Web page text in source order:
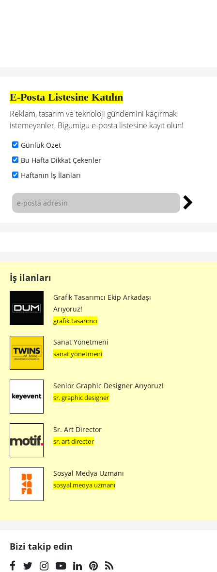
E-Posta Listesine Katılın
Reklam, tasarım ve teknoloji gündemini kaçırmak
istemeyenler, Bigumigu e-posta listesine kayıt olun!
Günlük Özet
Bu Hafta Dikkat Çekenler
Haftanın İş İlanları
İş ilanları
Grafik Tasarımcı Ekip Arkadaşı
Arıyoruz!
grafik tasarımcı
Sanat Yönetmeni
sanat yönetmeni
Senior Graphic Designer Arıyoruz!
sr. graphic designer
Sr. Art Director
sr. art director
Sosyal Medya Uzmanı
sosyal medya uzmanı
Bizi takip edin